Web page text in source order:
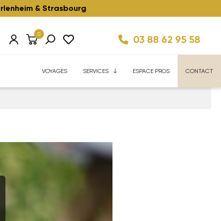
& Strasbourg
0 03 88 62 95 58
VOYAGES SERVICES ESPACE PROS CONTACT